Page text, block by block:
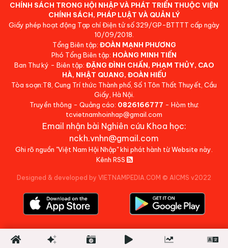
CHÍNH SÁCH TRONG HỘI NHẬP VÀ PHÁT TRIỂN THUỘC VIỆN
CHÍNH SÁCH, PHÁP LUẬT VÀ QUẢN LÝ
Giấy phép hoạt động Tạp chí Điện tử số 329/GP-BTTTT cấp ngày
10/09/2018.
Tổng Biên tập: ĐOÀN MẠNH PHƯƠNG
Phó Tổng Biên tập: HOÀNG MINH TIẾN
Ban Thư ký - Biên tập: ĐẶNG ĐÌNH CHẤN, PHẠM THỦY, CAO
HÀ, NHẬT QUANG, ĐOÀN HIẾU
Tòa soạn:T8, Cung Trí thức Thành phố, Số 1 Tôn Thất Thuyết, Cầu
Giấy, Hà Nội.
Truyền thông - Quảng cáo: 0826166777 - Hòm thư:
tcvietnamhoinhap@gmail.com
Email nhận bài Nghiên cứu Khoa học:
nckh.vnhn@gmail.com
Ghi rõ nguồn "Việt Nam Hội Nhập" khi phát hành từ Website này.
Kênh RSS
Designed & developed by VIETNAMPEDIA.COM © AICMS v2022